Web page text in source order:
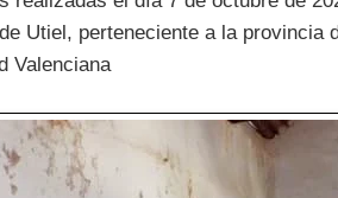
Utiel, perteneciente a la provincia
Valenciana